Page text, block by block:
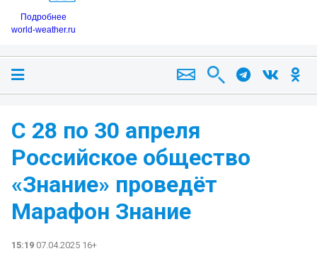
Подробнее
world-weather.ru
С 28 по 30 апреля
Российское общество
«Знание» проведёт
Марафон Знание
15:19 07.04.2025 16+